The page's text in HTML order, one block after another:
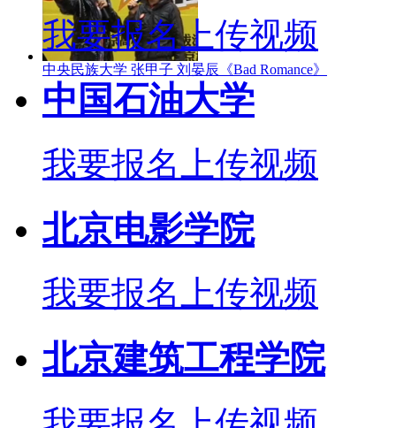
中央民族大学 张甲子 刘晏辰《Bad Romance》
我要报名上传视频
中国石油大学
我要报名 上传视频
北京电影学院
我要报名 上传视频
北京建筑工程学院